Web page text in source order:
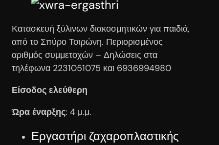
Κατασκευή ξύλινων διακοσμητικών για παιδιά,
από το Σπύρο Τσιρώνη. Περιορισμένος
αριθμός συμμετοχών – Δηλώσεις στα
τηλέφωνα 2231051075 και 6936994980
Είσοδος ελεύθερη
Ώρα έναρξης: 4 μ.μ.
Εργαστήρι ζαχαροπλαστικής